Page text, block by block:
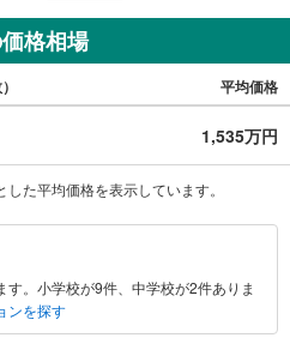
格相場
平均価格
1,535万円
た平均価格を表示しています。
。小学校が9件、中学校が2件ありま
ンを探す